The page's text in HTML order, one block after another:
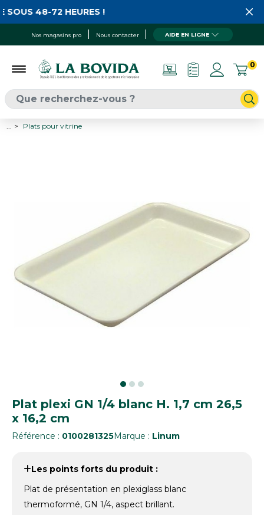
Nos magasins pro Nous contacter AIDE EN LIGNE
0
48-72 HEURES !
Plats pour vitrine
Plat plexi GN 1/4 blanc H. 1,7 cm 26,5
x 16,2 cm
Référence : 0100281325Marque : Linum
Les points forts du produit :
Plat de présentation en plexiglass blanc
thermoformé, GN 1/4, aspect brillant.